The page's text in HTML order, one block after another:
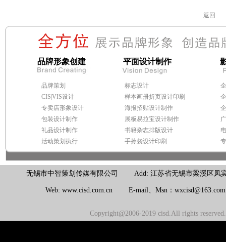
返回
品牌形象创建 平面设计制作
品牌策划
CIS|VIS设计
专卖店形象设计
包装设计制作
礼品设计制作
活动策划执行
标志设计
样本画册折页设计印刷
海报招贴设计制作
展板易拉宝设计制作
书籍杂志排版设计
手拎袋设计印刷
无锡市中智策划传媒有限公司 Add: 江苏省无锡市梁溪区凤
Web: www.cisd.com.cn E-mail、Msn：
Copyright@2006-2019 cisd.All rights